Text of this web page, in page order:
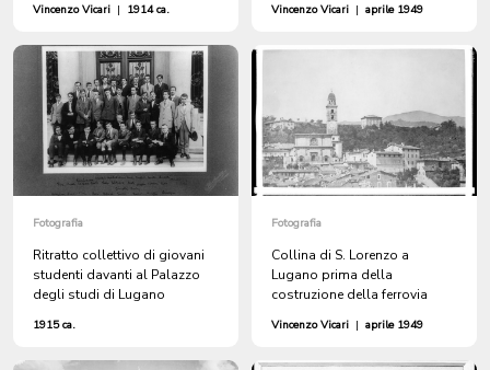
Vincenzo Vicari | 1914 ca. Vincenzo Vicari | aprile 1949
Fotografia
Ritratto collettivo di giovani
studenti davanti al Palazzo
degli studi di Lugano
1915 ca.
Fotografia
Collina di S. Lorenzo a
Lugano prima della
costruzione della ferrovia
Vincenzo Vicari | aprile 1949